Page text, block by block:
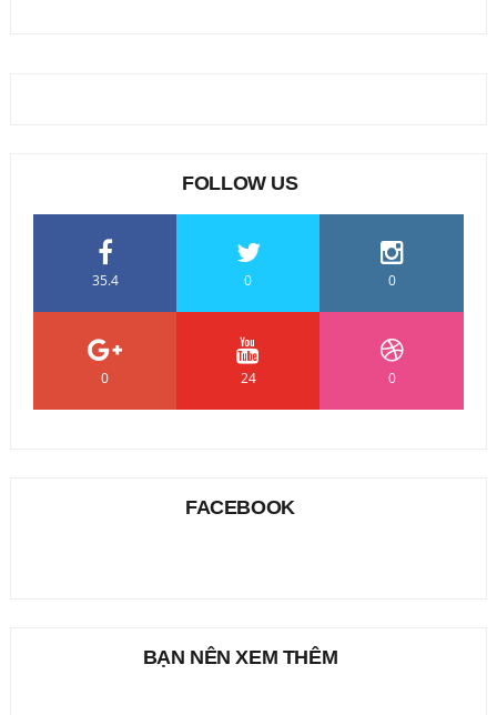
FOLLOW US
35.4 0 0
0 24 0
FACEBOOK
BẠN NÊN XEM THÊM